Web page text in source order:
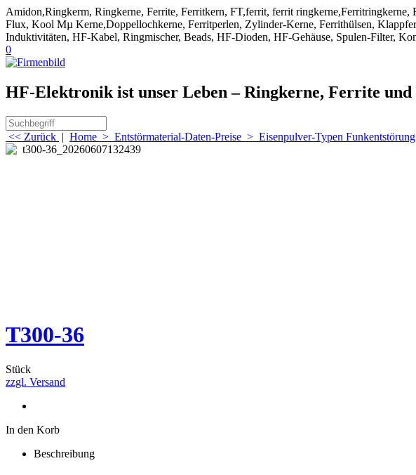
Amidon,Ringkerm, Ringkerne, Ferrite, Ferritkern, FT,ferrit, ferrit
Flux, Kool Mµ Kerne,Doppellochkerne, Ferritperlen, Zylinder-Kerne, Ferrithülsen,
Induktivitäten, HF-Kabel, Ringmischer, Beads, HF-Dioden, HF-Gehäuse, Spulen-Filter,
0
HF-Elektronik ist unser Leben – Ringkerne, Ferrite
<< Zurück | Home > Entstörmaterial-Daten-Preise > Eisenpulver-Typen
T300-36
Stück
zzgl. Versand
In den Korb
Beschreibung